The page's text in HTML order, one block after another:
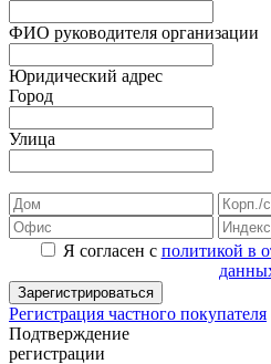
ФИО руководителя организации
Юридический адрес
Город
Улица
Я согласен с политикой в
Зарегистрироваться
Регистрация частного покупателя
Подтверждение
регистрации